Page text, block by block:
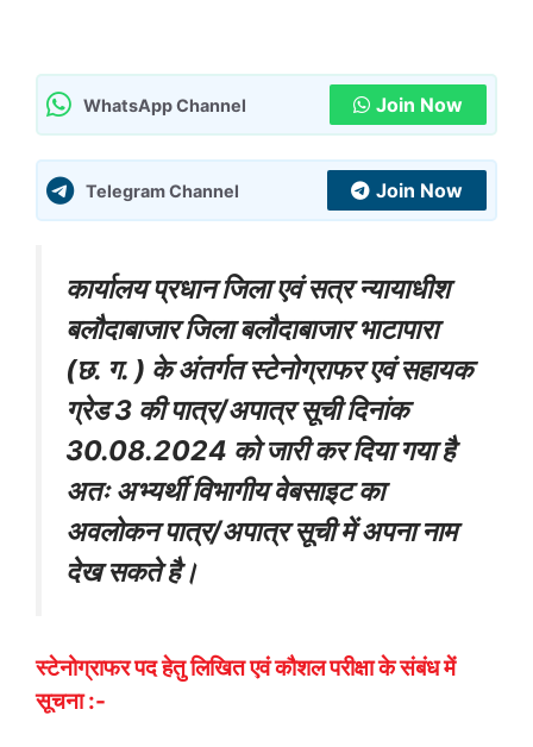
WhatsApp Channel Join Now
Telegram Channel Join Now
कार्यालय प्रधान जिला एवं सत्र न्यायाधीश
बलौदाबाजार जिला बलौदाबाजार भाटापारा
(छ. ग. ) के अंतर्गत स्टेनोग्राफर एवं सहायक
ग्रेड 3 की पात्र/अपात्र सूची दिनांक
30.08.2024 को जारी कर दिया गया है
अतः अभ्यर्थी विभागीय वेबसाइट का
अवलोकन पात्र/अपात्र सूची में अपना नाम
देख सकते है।
स्टेनोग्राफर पद हेतु लिखित एवं कौशल परीक्षा के संबंध में
सूचना :-